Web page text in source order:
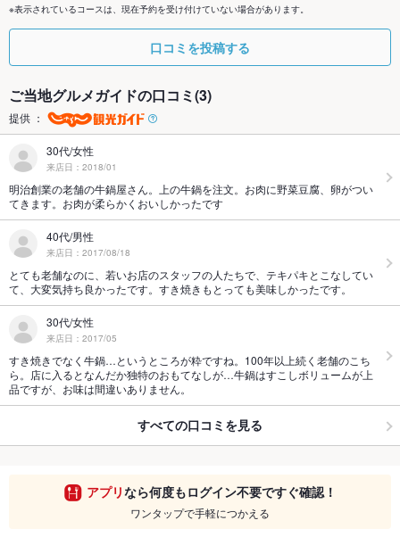
※表示されているコースは、現在予約を受け付けていない場合があります。
口コミを投稿する
ご当地グルメガイドの口コミ(3)
提供 ：
30代/女性
来店日：2018/01
明治創業の老舗の牛鍋屋さん。上の牛鍋を注文。お肉に野菜豆腐、卵がつい
てきます。お肉が柔らかくおいしかったです
40代/男性
来店日：2017/08/18
とても老舗なのに、若いお店のスタッフの人たちで、テキパキとこなしてい
て、大変気持ち良かったです。すき焼きもとっても美味しかったです。
30代/女性
来店日：2017/05
すき焼きでなく牛鍋…というところが粋ですね。100年以上続く老舗のこち
ら。店に入るとなんだか独特のおもてなしが…牛鍋はすこしボリュームが上
品ですが、お味は間違いありません。
すべての口コミを見る
アプリなら何度もログイン不要ですぐ確認！
ワンタップで手軽につかえる